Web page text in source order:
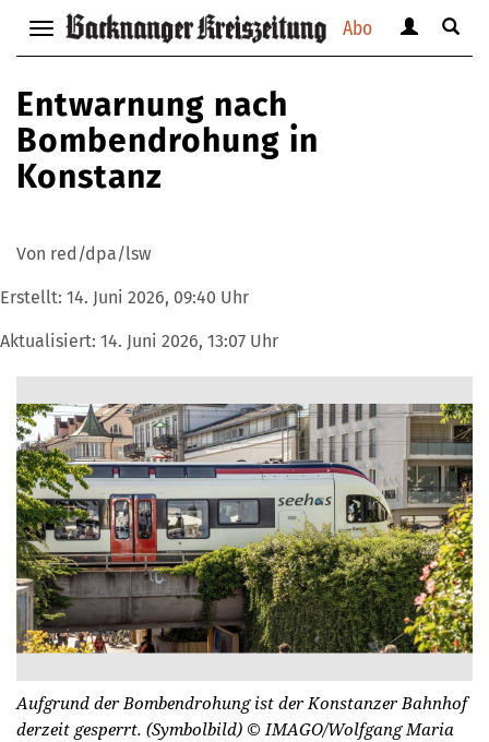
Abo
Navigation
anzeigen
verbergen
anzeigen
Suche
Entwarnung nach
Bombendrohung in
Konstanz
Von red/dpa/lsw
Erstellt: 14. Juni 2026, 09:40 Uhr
Aktualisiert: 14. Juni 2026, 13:07 Uhr
Aufgrund der Bombendrohung ist der Konstanzer Bahnhof
derzeit gesperrt. (Symbolbild) © IMAGO/Wolfgang Maria